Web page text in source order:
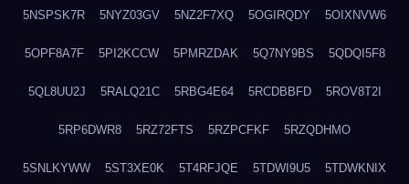
5NSPSK7R 5NYZ03GV 5NZ2F7XQ 5OGIRQDY 5OIXNVW6
5OPF8A7F 5PI2KCCW 5PMRZDAK 5Q7NY9BS 5QDQI5F8
5QL8UU2J 5RALQ21C 5RBG4E64 5RCDBBFD 5ROV8T2I
5RP6DWR8 5RZ72FTS 5RZPCFKF 5RZQDHMO
5SNLKYWW 5ST3XE0K 5T4RFJQE 5TDWI9U5 5TDWKNIX